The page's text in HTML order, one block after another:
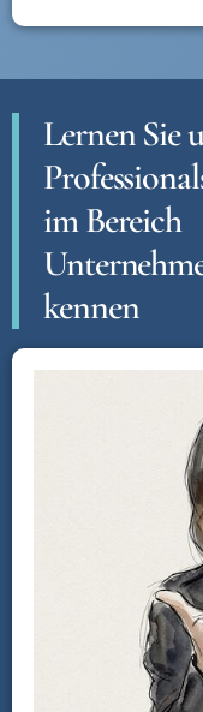
Lernen Sie
im Bereich
kennen